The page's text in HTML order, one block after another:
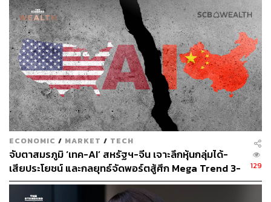
ECONOMIC / MARKET / TECH
จับตาสมรภูมิ ‘เทค-AI’ สหรัฐฯ-จีน เจาะลึกหุ้นกลุ่มได้-
เสียประโยชน์ และกลยุทธ์จัดพอร์ตสู้ศึก Mega Trend 3-
5 ปีข้างหน้า
129